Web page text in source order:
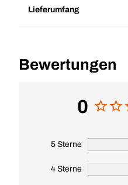
Lieferumfang
Bewertungen
0
5 Sterne
4 Sterne